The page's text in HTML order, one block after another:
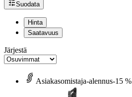
Suodata
Hinta
Saatavuus
Järjestä
Asiakasomistaja-alennus-15 %